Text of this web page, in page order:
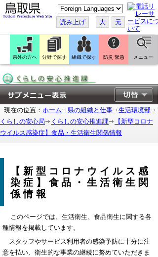
こ
の
ペ
ー
ジ
翻
訳
す
読み上げ 大 元
県外の方へ 分野で探す 組織で探す 防災 緊急 メニュー
現在の位置： ホーム 県の組織と仕事
生活環境部
くらしの安心局
くらしの安心推進課
【新型コロナ
ウイルス感染症】食品・生活衛生関係情報
【新型コロナウイルス感
染症】食品・生活衛生関
係情報
このページでは、生活衛生、食品衛生に関する各
種情報を掲載しています。
スタッフやサービス利用者の感染予防に十分に注
意を払い、衛生的な事業の継続に努めていただきま